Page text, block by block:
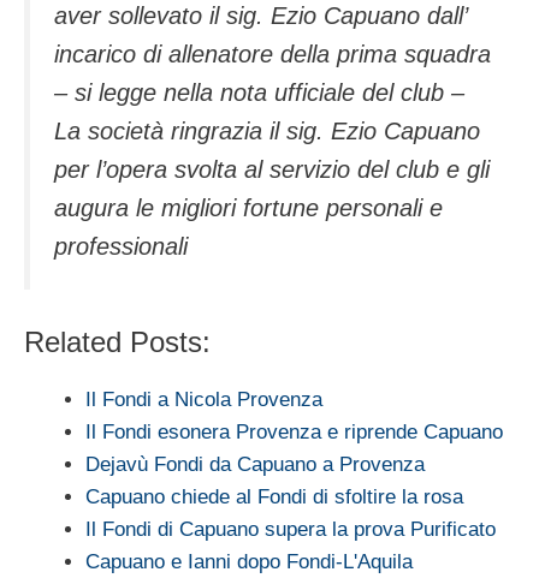
aver sollevato il sig. Ezio Capuano dall’
incarico di allenatore della prima squadra
– si legge nella nota ufficiale del club –
La società ringrazia il sig. Ezio Capuano
per l’opera svolta al servizio del club e gli
augura le migliori fortune personali e
professionali
Related Posts:
Il Fondi a Nicola Provenza
Il Fondi esonera Provenza e riprende Capuano
Dejavù Fondi da Capuano a Provenza
Capuano chiede al Fondi di sfoltire la rosa
Il Fondi di Capuano supera la prova Purificato
Capuano e Ianni dopo Fondi-L'Aquila